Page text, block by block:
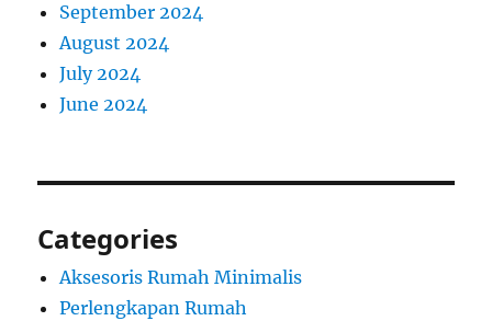
September 2024
August 2024
July 2024
June 2024
Categories
Aksesoris Rumah Minimalis
Perlengkapan Rumah